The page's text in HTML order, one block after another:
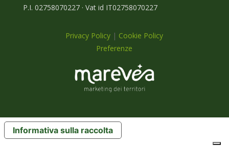
P.I. 02758070227 · Vat id IT02758070227
Privacy Policy | Cookie Policy
Preferenze
Informativa sulla raccolta